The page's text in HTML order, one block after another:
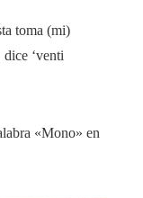
toma (mi)
‘venti
«Mono» en